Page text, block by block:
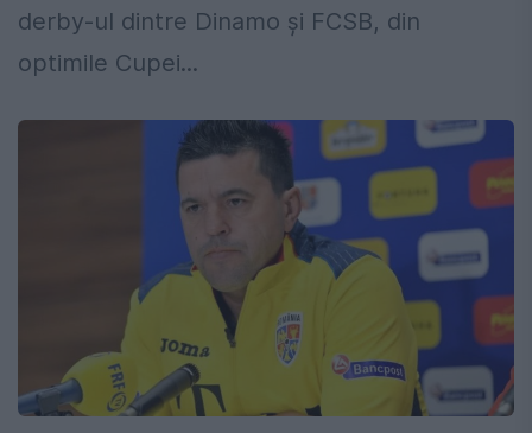
derby-ul dintre Dinamo și FCSB, din
optimile Cupei...